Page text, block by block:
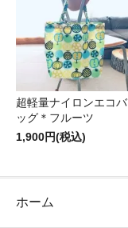
超軽量ナイロンエコバ
ッグ＊フルーツ
1,900円(税込)
ホーム